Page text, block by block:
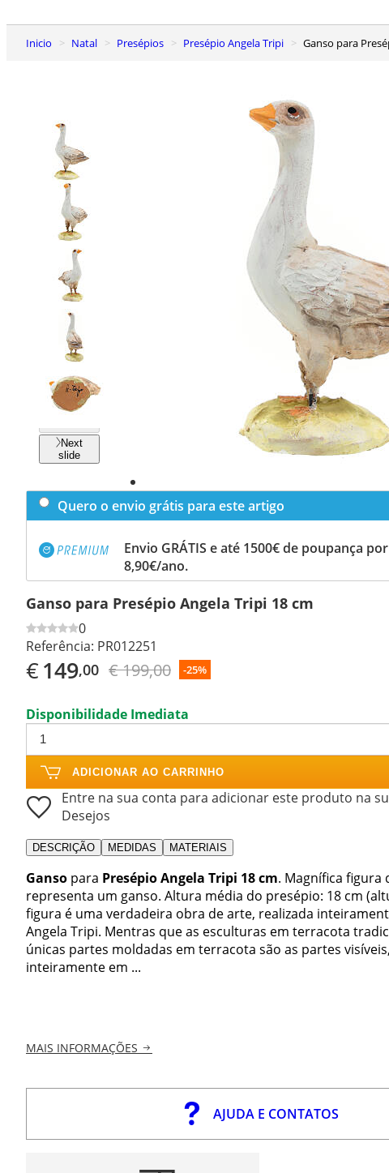
Inicio Natal Presépios Presépio Angela Tripi Ganso para
Previous
Next
slide
Quero o envio grátis para este artigo
Envio GRÁTIS e até 1500€ de poupança
8,90€/ano.
Ganso para Presépio Angela Tripi 18 cm
0
Referência: PR012251
€149,00 € 199,00 -25%
Disponibilidade Imediata
ADICIONAR AO CARRINHO
Entre na sua conta para adicionar este produto na
Desejos
DESCRIÇÃO MEDIDAS MATERIAIS
Ganso para Presépio Angela Tripi 18 cm. Magnífica figura
representa um ganso. Altura média do presépio: 18 cm
figura é uma verdadeira obra de arte, realizada
Angela Tripi. Mentras que as esculturas em terracota
únicas partes moldadas em terracota são as partes
inteiramente em ...
MAIS INFORMAÇÕES
AJUDA E CONTATOS